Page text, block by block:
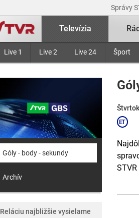
Správy
Televízia
Live 1 Live 2 Live 24 Šport
Góly - body - sekundy
Archív
Reláciu najbližšie vysielame
STVR